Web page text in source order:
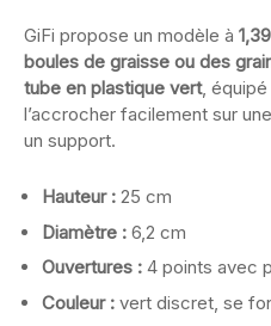
GiFi propose un modèle à
boules de graisse ou des
tube en plastique vert, équipé
l’accrocher facilement sur
un support.
Hauteur : 25 cm
Diamètre : 6,2 cm
Ouvertures : 4 points avec
Couleur : vert discret, se